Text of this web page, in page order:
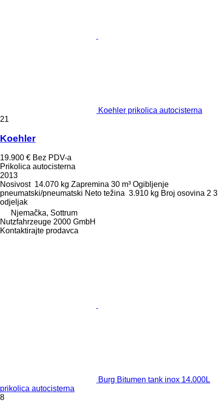
Koehler prikolica autocisterna
21
Koehler
19.900 € Bez PDV-a
Prikolica autocisterna
2013
Nosivost 14.070 kg Zapremina 30 m³ Ogibljenje
pneumatski/pneumatski Neto težina 3.910 kg Broj osovina 2 3
odjeljak
Njemačka, Sottrum
Nutzfahrzeuge 2000 GmbH
Kontaktirajte prodavca
Burg Bitumen tank inox 14.000L
prikolica autocisterna
8